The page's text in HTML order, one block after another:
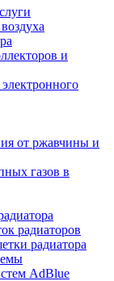
и
от ржавчины и
газов в
радиаторов
радиатора
AdBlue